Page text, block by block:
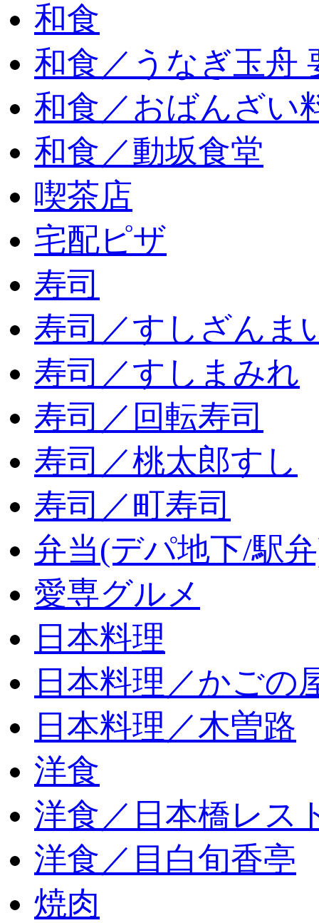
和食
和食／うなぎ玉舟
和食／おばんざい
和食／動坂食堂
喫茶店
宅配ピザ
寿司
寿司／すしざんま
寿司／すしまみれ
寿司／回転寿司
寿司／桃太郎すし
寿司／町寿司
弁当(デパ地下/駅
愛専グルメ
日本料理
日本料理／かごの
日本料理／木曽路
洋食
洋食／日本橋レス
洋食／目白旬香亭
焼肉